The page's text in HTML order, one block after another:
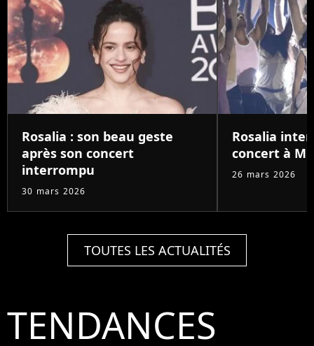
Rosalia : son beau geste
après son concert
interrompu
30 mars 2026
Rosalia
concert à
26 mars 2026
TOUTES LES ACTUALITÉS
TENDANCES